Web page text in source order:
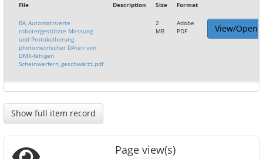
File Description Size Format
BA_Automatisierte
robotergestützte Messung
und Protokollierung
photometrischer DAten von
DMX-fähigen
Scheinwerfern_geschwärzt.pdf
2
MB
Adobe
PDF
View/Open
Show full item record
Page view(s)